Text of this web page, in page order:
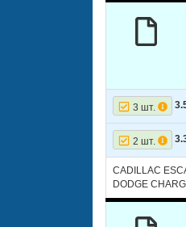
3 шт.
2 шт.
CADILLAC
DODGE